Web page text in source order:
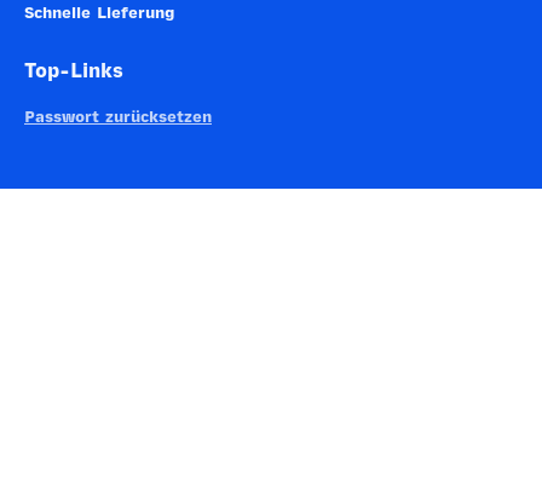
Schnelle Lieferung
Top-Links
Passwort zurücksetzen